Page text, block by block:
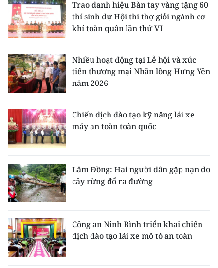
ENGLISH
中文
FRANÇAIS
РУССКИЙ
한국어
Trao danh hiệu Bàn tay vàng tặng 60
thí sinh dự Hội thi thợ giỏi ngành cơ
khí toàn quân lần thứ VI
Nhiều hoạt động tại Lễ hội và xúc
tiến thương mại Nhãn lồng Hưng Yên
năm 2026
Chiến dịch đào tạo kỹ năng lái xe
máy an toàn toàn quốc
Lâm Đồng: Hai người dân gặp nạn do
cây rừng đổ ra đường
Công an Ninh Bình triển khai chiến
dịch đào tạo lái xe mô tô an toàn